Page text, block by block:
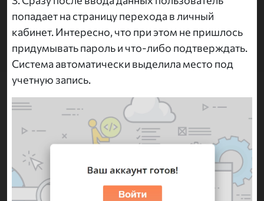
попадает на страницу перехода в личный
кабинет. Интересно, что при этом не пришлось
придумывать пароль и что-либо подтверждать.
Система автоматически выделила место под
учетную запись.